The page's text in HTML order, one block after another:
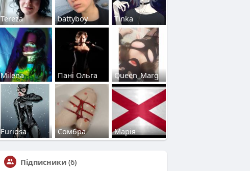
Tereza battyboy Tinka
Milena Пані Ольга Queen_Marg
Furiosa Сомбра Марія
Підписники (6)